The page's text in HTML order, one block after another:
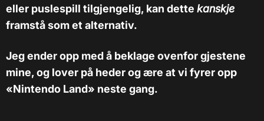
eller puslespill tilgjengelig, kan dette kanskje
framstå som et alternativ.
Jeg ender opp med å beklage ovenfor gjestene
mine, og lover på heder og ære at vi fyrer opp
«Nintendo Land» neste gang.